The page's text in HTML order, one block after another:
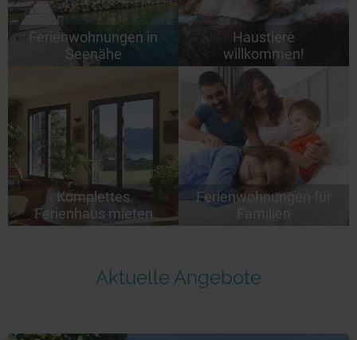
Ferienwohnungen in
Seenähe
Haustiere
willkommen!
Komplettes
Ferienhaus mieten
Ferienwohnungen für
Familien
Aktuelle Angebote